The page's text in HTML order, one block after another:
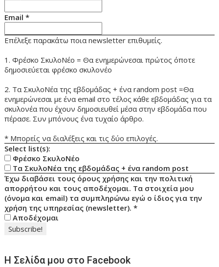
Email*
Επέλεξε παρακάτω ποια newsletter επιθυμείς.
1. Φρέσκο ΣκυλοΝέο = Θα ενημερώνεσαι πρώτος όποτε
δημοσιεύεται φρέσκο σκυλονέο
2. Τα ΣκυλοΝέα της εβδομάδας + ένα random post =Θα
ενημερώνεσαι με ένα email στο τέλος κάθε εβδομάδας για τα
σκυλονέα που έχουν δημοσιευθεί μέσα στην εβδομάδα που
πέρασε. Συν μπόνους ένα τυχαίο άρθρο.
* Μπορείς να διαλέξεις και τις δύο επιλογές.
Select list(s):
Φρέσκο ΣκυλοΝέο
Τα ΣκυλοΝέα της εβδομάδας + ένα random post
Έχω διαβάσει τους όρους χρήσης και την πολιτική
απορρήτου και τους αποδέχομαι. Τα στοιχεία μου
(όνομα και email) τα συμπληρώνω εγώ ο ίδιος για την
χρήση της υπηρεσίας (newsletter).*
Αποδέχομαι
Η Σελίδα μου στο Facebook